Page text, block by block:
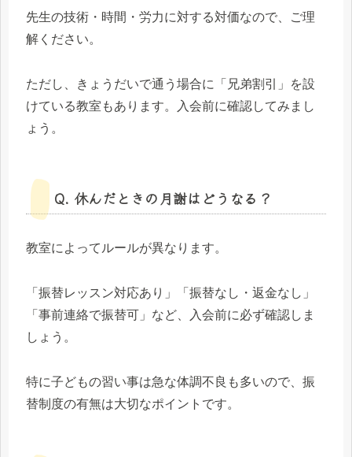
先生の技術・時間・労力に対する対価なので、ご理
解ください。
ただし、きょうだいで通う場合に「兄弟割引」を設
けている教室もあります。入会前に確認してみまし
ょう。
Q. 休んだときの月謝はどうなる？
教室によってルールが異なります。
「振替レッスン対応あり」「振替なし・返金なし」
「事前連絡で振替可」など、入会前に必ず確認しま
しょう。
特に子どもの習い事は急な体調不良も多いので、振
替制度の有無は大切なポイントです。